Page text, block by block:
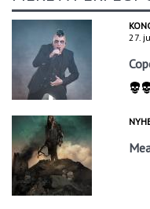
27.